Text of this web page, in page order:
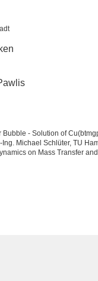
Bubble - Solution of
Michael Schlüter, TU
on Mass Transfer